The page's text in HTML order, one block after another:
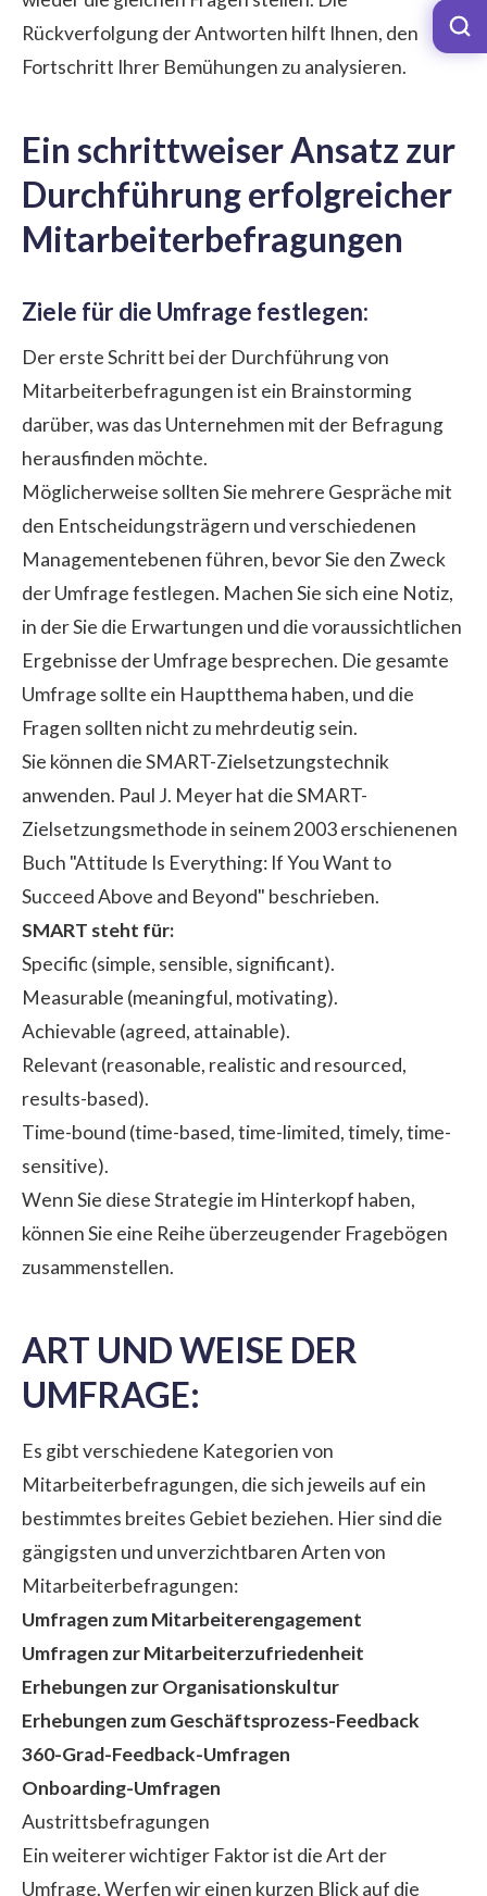
Rückverfolgung der Antworten hilft Ihnen, den
Fortschritt Ihrer Bemühungen zu analysieren.
Ein schrittweiser Ansatz zur
Durchführung erfolgreicher
Mitarbeiterbefragungen
Ziele für die Umfrage festlegen:
Der erste Schritt bei der Durchführung von
Mitarbeiterbefragungen ist ein Brainstorming
darüber, was das Unternehmen mit der Befragung
herausfinden möchte.
Möglicherweise sollten Sie mehrere Gespräche mit
den Entscheidungsträgern und verschiedenen
Managementebenen führen, bevor Sie den Zweck
der Umfrage festlegen. Machen Sie sich eine Notiz,
in der Sie die Erwartungen und die voraussichtlichen
Ergebnisse der Umfrage besprechen. Die gesamte
Umfrage sollte ein Hauptthema haben, und die
Fragen sollten nicht zu mehrdeutig sein.
Sie können die SMART-Zielsetzungstechnik
anwenden. Paul J. Meyer hat die SMART-
Zielsetzungsmethode in seinem 2003 erschienenen
Buch "Attitude Is Everything: If You Want to
Succeed Above and Beyond" beschrieben.
SMART steht für:
Specific (simple, sensible, significant).
Measurable (meaningful, motivating).
Achievable (agreed, attainable).
Relevant (reasonable, realistic and resourced,
results-based).
Time-bound (time-based, time-limited, timely, time-
sensitive).
Wenn Sie diese Strategie im Hinterkopf haben,
können Sie eine Reihe überzeugender Fragebögen
zusammenstellen.
ART UND WEISE DER
UMFRAGE:
Es gibt verschiedene Kategorien von
Mitarbeiterbefragungen, die sich jeweils auf ein
bestimmtes breites Gebiet beziehen. Hier sind die
gängigsten und unverzichtbaren Arten von
Mitarbeiterbefragungen:
Umfragen zum Mitarbeiterengagement
Umfragen zur Mitarbeiterzufriedenheit
Erhebungen zur Organisationskultur
Erhebungen zum Geschäftsprozess-Feedback
360-Grad-Feedback-Umfragen
Onboarding-Umfragen
Austrittsbefragungen
Ein weiterer wichtiger Faktor ist die Art der
Umfrage. Werfen wir einen kurzen Blick auf die